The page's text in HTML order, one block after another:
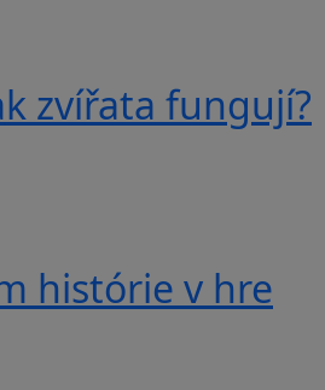
zvířata fungují?
histórie v hre